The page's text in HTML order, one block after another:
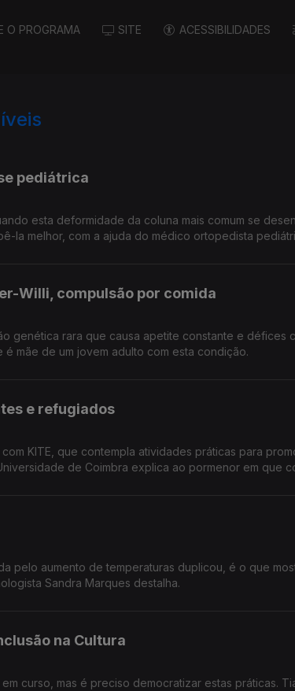
O PROGRAMA SITE ACESSIBILIDADES
pediátrica
esta deformidade da coluna mais comum se
la melhor, com a ajuda do médico ortopedista
Willi, compulsão por comida
genética rara que causa apetite constante e défices
é mãe de um jovem adulto com esta condição.
e refugiados
KITE, que contempla atividades práticas para
de Coimbra explica ao pormenor em que
pelo aumento de temperaturas duplicou, é o que
Sandra Marques destalha.
na Cultura
curso, mas é preciso democratizar estas práticas.